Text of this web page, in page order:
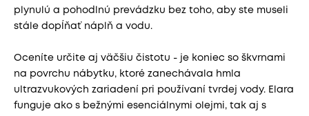
plynulú a pohodlnú prevádzku bez toho, aby ste museli
stále dopĺňať náplň a vodu.
Oceníte určite aj väčšiu čistotu - je koniec so škvrnami
na povrchu nábytku, ktoré zanechávala hmla
ultrazvukových zariadení pri používaní tvrdej vody. Elara
funguje ako s bežnými esenciálnymi olejmi, tak aj s